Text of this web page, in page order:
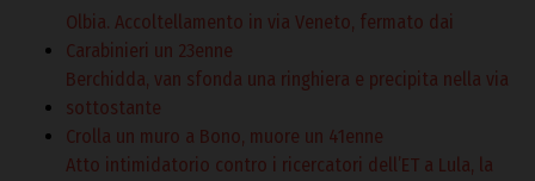
Olbia. Accoltellamento in via Veneto, fermato dai
Carabinieri un 23enne
Berchidda, van sfonda una ringhiera e precipita nella via
sottostante
Crolla un muro a Bono, muore un 41enne
Atto intimidatorio contro i ricercatori dell’ET a Lula, la